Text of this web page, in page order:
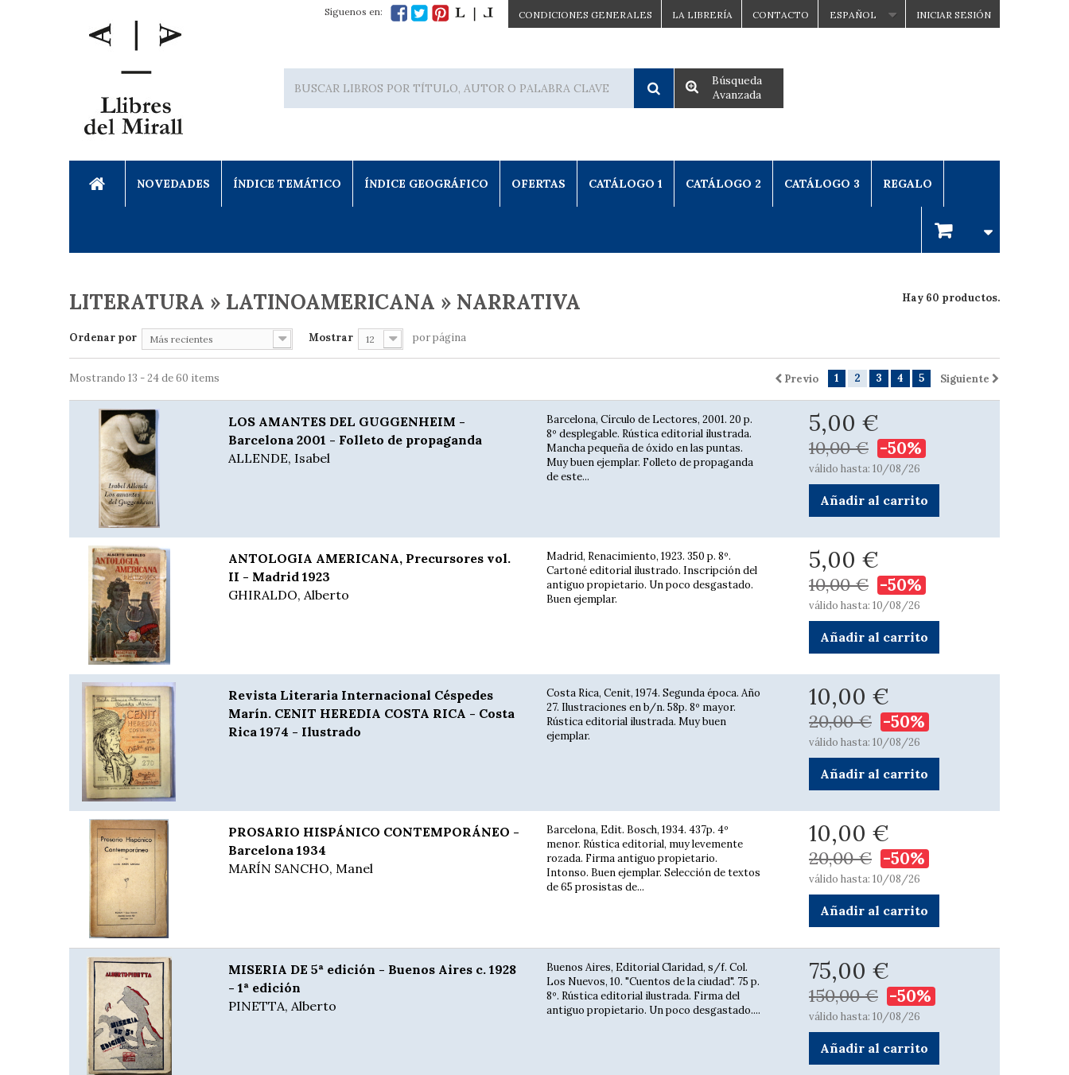
INICIAR SESIÓN
ESPAÑOL
CONTACTO
LA LIBRERÍA
CONDICIONES GENERALES
Síguenos en:
Búsqueda
Avanzada
NOVEDADES ÍNDICE TEMÁTICO ÍNDICE GEOGRÁFICO OFERTAS CATÁLOGO 1 CATÁLOGO 2 CATÁLOGO 3 REGALO
LITERATURA » LATINOAMERICANA » NARRATIVA Hay 60 productos.
Ordenar por Más recientes Mostrar 12 por página
Previo 1 2 3 4 5 Siguiente
Mostrando 13 - 24 de 60 items
LOS AMANTES DEL GUGGENHEIM -
Barcelona 2001 - Folleto de propaganda
ALLENDE, Isabel
Barcelona, Círculo de Lectores, 2001. 20 p.
8º desplegable. Rústica editorial ilustrada.
Mancha pequeña de óxido en las puntas.
Muy buen ejemplar. Folleto de propaganda
de este...
5,00 €
10,00 € -50%
válido hasta: 10/08/26
Añadir al carrito
ANTOLOGIA AMERICANA, Precursores vol.
II - Madrid 1923
GHIRALDO, Alberto
Madrid, Renacimiento, 1923. 350 p. 8º.
Cartoné editorial ilustrado. Inscripción del
antiguo propietario. Un poco desgastado.
Buen ejemplar.
5,00 €
10,00 € -50%
válido hasta: 10/08/26
Añadir al carrito
Revista Literaria Internacional Céspedes
Marín. CENIT HEREDIA COSTA RICA - Costa
Rica 1974 - Ilustrado
Costa Rica, Cenit, 1974. Segunda época. Año
27. Ilustraciones en b/n. 58p. 8º mayor.
Rústica editorial ilustrada. Muy buen
ejemplar.
10,00 €
20,00 € -50%
válido hasta: 10/08/26
Añadir al carrito
PROSARIO HISPÁNICO CONTEMPORÁNEO -
Barcelona 1934
MARÍN SANCHO, Manel
Barcelona, Edit. Bosch, 1934. 437p. 4º
menor. Rústica editorial, muy levemente
rozada. Firma antiguo propietario.
Intonso. Buen ejemplar. Selección de textos
de 65 prosistas de...
10,00 €
20,00 € -50%
válido hasta: 10/08/26
Añadir al carrito
MISERIA DE 5ª edición - Buenos Aires c. 1928
- 1ª edición
PINETTA, Alberto
Buenos Aires, Editorial Claridad, s/f. Col.
Los Nuevos, 10. "Cuentos de la ciudad". 75 p.
8º. Rústica editorial ilustrada. Firma del
antiguo propietario. Un poco desgastado....
75,00 €
150,00 € -50%
válido hasta: 10/08/26
Añadir al carrito